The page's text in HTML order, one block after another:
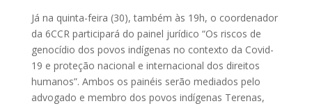
Já na quinta-feira (30), também às 19h, o coordenador
da 6CCR participará do painel jurídico “Os riscos de
genocídio dos povos indígenas no contexto da Covid-
19 e proteção nacional e internacional dos direitos
humanos”. Ambos os painéis serão mediados pelo
advogado e membro dos povos indígenas Terenas,